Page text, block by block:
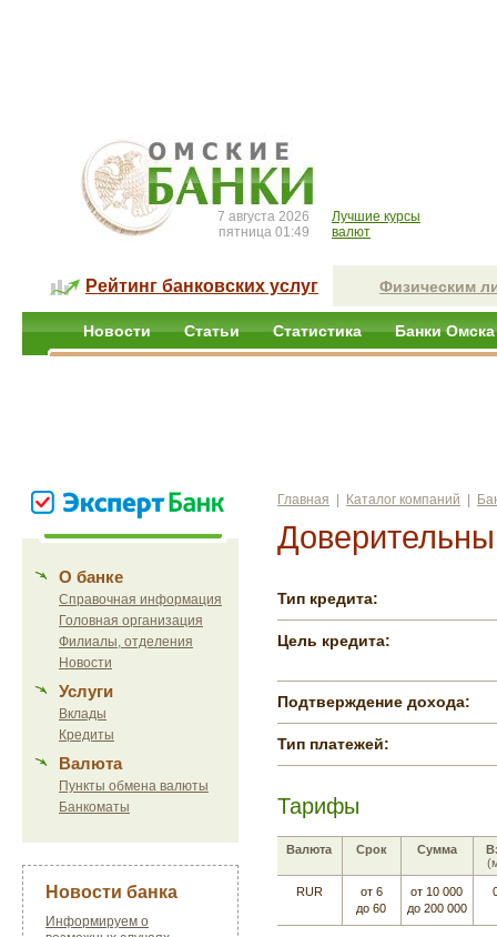
7 августа 2026
пятница 01:49
Лучшие курсы
валют
Рейтинг банковских услуг Физическим
Новости Статьи Статистика Банки Омска
О банке
Справочная информация
Головная организация
Филиалы, отделения
Новости
Услуги
Вклады
Кредиты
Валюта
Пункты обмена валюты
Банкоматы
Новости банка
Информируем о
Главная Каталог компаний
Тип кредита:
Цель кредита:
Подтверждение дохода:
Тип платежей:
Тарифы
Валюта Срок Сумма
RUR
от 6
до 60
от 10 000
до 200 000